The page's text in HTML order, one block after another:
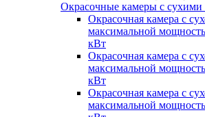
Окрасочные камеры с сухими
Окрасочная камера с
максимальной
кВт
Окрасочная камера с
максимальной
кВт
Окрасочная камера с
максимальной